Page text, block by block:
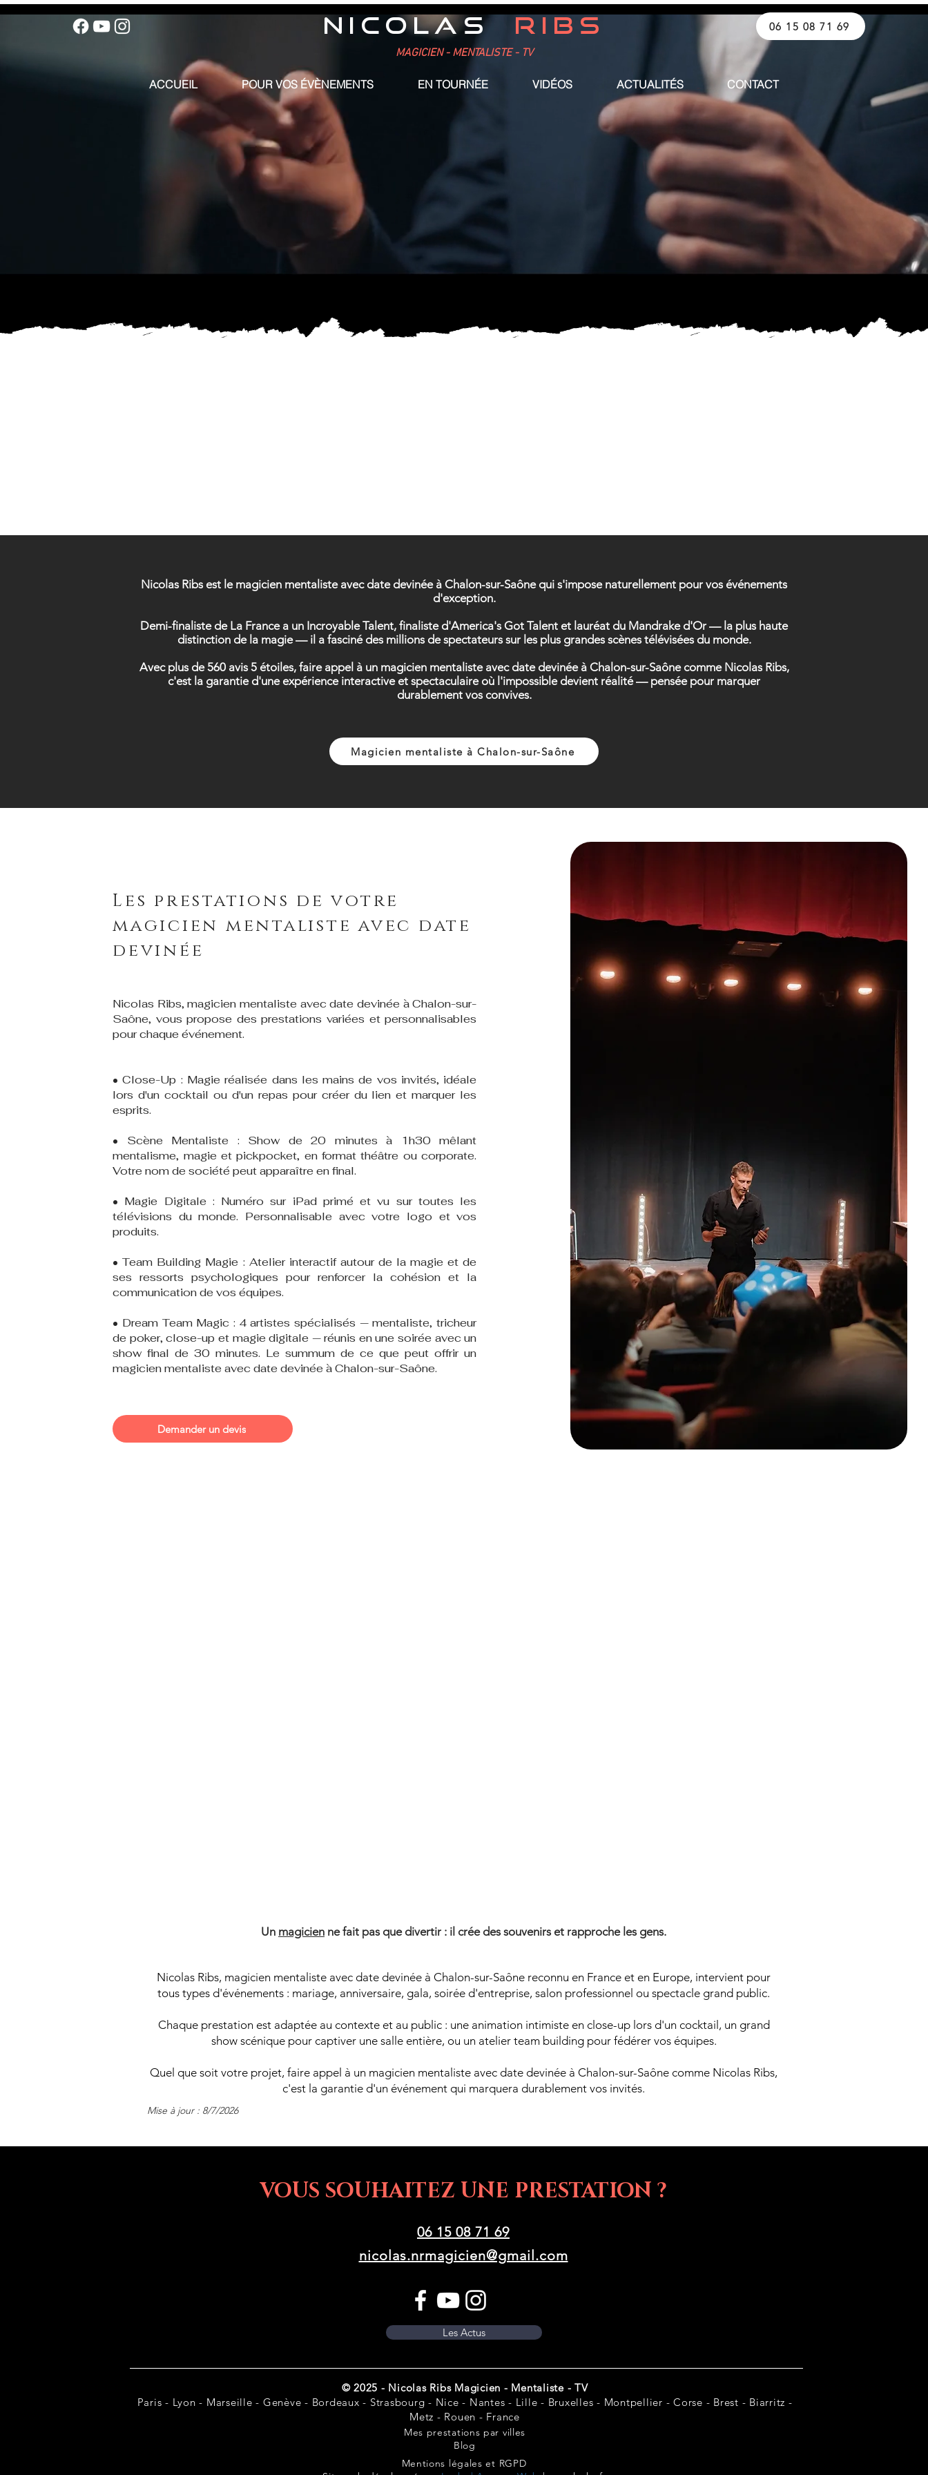
NICOLASRIBS
MAGICIEN - MENTALISTE - TV
06 15 08 71 69
ACCUEIL POUR VOS ÉVÈNEMENTS EN TOURNÉE VIDÉOS ACTUALITÉS CONTACT
Nicolas Ribs est le magicien mentaliste avec date devinée à Chalon-sur-Saône qui s'impose naturellement pour vos événements
d'exception.
Demi-finaliste de La France a un Incroyable Talent, finaliste d'America's Got Talent et lauréat du Mandrake d'Or — la plus haute
distinction de la magie — il a fasciné des millions de spectateurs sur les plus grandes scènes télévisées du monde.
Avec plus de 560 avis 5 étoiles, faire appel à un magicien mentaliste avec date devinée à Chalon-sur-Saône comme Nicolas Ribs,
c'est la garantie d'une expérience interactive et spectaculaire où l'impossible devient réalité — pensée pour marquer
durablement vos convives.
Magicien mentaliste à Chalon-sur-Saône
Les prestations de votre
magicien mentaliste avec date
devinée
Nicolas Ribs, magicien mentaliste avec date devinée à Chalon-sur-
Saône, vous propose des prestations variées et personnalisables
pour chaque événement.
• Close-Up : Magie réalisée dans les mains de vos invités, idéale
lors d'un cocktail ou d'un repas pour créer du lien et marquer les
esprits.
• Scène Mentaliste : Show de 20 minutes à 1h30 mêlant
mentalisme, magie et pickpocket, en format théâtre ou corporate.
Votre nom de société peut apparaître en final.
• Magie Digitale : Numéro sur iPad primé et vu sur toutes les
télévisions du monde. Personnalisable avec votre logo et vos
produits.
• Team Building Magie : Atelier interactif autour de la magie et de
ses ressorts psychologiques pour renforcer la cohésion et la
communication de vos équipes.
• Dream Team Magic : 4 artistes spécialisés — mentaliste, tricheur
de poker, close-up et magie digitale — réunis en une soirée avec un
show final de 30 minutes. Le summum de ce que peut offrir un
magicien mentaliste avec date devinée à Chalon-sur-Saône.
Demander un devis
Un magicien ne fait pas que divertir : il crée des souvenirs et rapproche les gens.
Nicolas Ribs, magicien mentaliste avec date devinée à Chalon-sur-Saône reconnu en France et en Europe, intervient pour
tous types d'événements : mariage, anniversaire, gala, soirée d'entreprise, salon professionnel ou spectacle grand public.
Chaque prestation est adaptée au contexte et au public : une animation intimiste en close-up lors d'un cocktail, un grand
show scénique pour captiver une salle entière, ou un atelier team building pour fédérer vos équipes.
Quel que soit votre projet, faire appel à un magicien mentaliste avec date devinée à Chalon-sur-Saône comme Nicolas Ribs,
c'est la garantie d'un événement qui marquera durablement vos invités.
Mise à jour : 8/7/2026
VOUS SOUHAITEZ UNE PRESTATION ?
06 15 08 71 69
nicolas.nrmagicien@gmail.com
Les Actus
© 2025 - Nicolas Ribs Magicien - Mentaliste - TV
Paris - Lyon - Marseille - Genève - Bordeaux - Strasbourg - Nice - Nantes - Lille - Bruxelles - Montpellier - Corse - Brest - Biarritz -
Metz - Rouen - France
Mes prestations par villes
Blog
Mentions légales et RGPD